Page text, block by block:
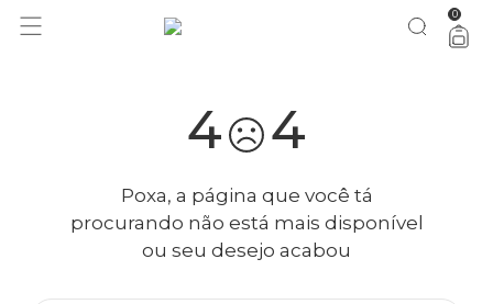
0
4 4
Poxa, a página que você tá
procurando não está mais disponível
ou seu desejo acabou